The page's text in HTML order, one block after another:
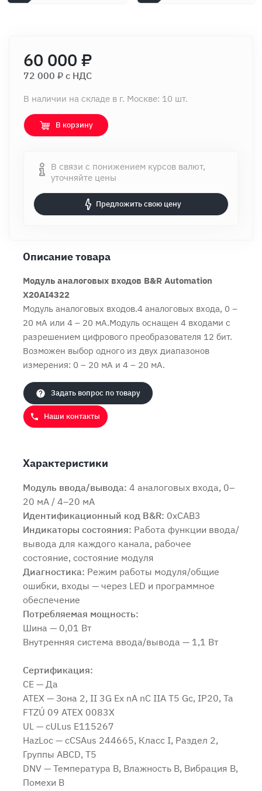
60 000 ₽
72 000 ₽ c НДС
В наличии на складе в г. Москве: 10 шт.
В корзину
В связи с понижением курсов валют,
уточняйте цены
Предложить свою цену
Описание товара
Модуль аналоговых входов B&R Automation
X20AI4322
Модуль аналоговых входов.4 аналоговых входа, 0 –
20 мА или 4 – 20 мА.Модуль оснащен 4 входами с
разрешением цифрового преобразователя 12 бит.
Возможен выбор одного из двух диапазонов
измерения: 0 – 20 мА и 4 – 20 мА.
Задать вопрос по товару
Наши контакты
Характеристики
Модуль ввода/вывода: 4 аналоговых входа, 0–
20 мА / 4–20 мА
Идентификационный код B&R: 0xCAB3
Индикаторы состояния: Работа функции ввода/
вывода для каждого канала, рабочее
состояние, состояние модуля
Диагностика: Режим работы модуля/общие
ошибки, входы — через LED и программное
обеспечение
Потребляемая мощность:
Шина — 0,01 Вт
Внутренняя система ввода/вывода — 1,1 Вт
Сертификация:
CE — Да
ATEX — Зона 2, II 3G Ex nA nC IIA T5 Gc, IP20, Ta
FTZÚ 09 ATEX 0083X
UL — cULus E115267
HazLoc — cCSAus 244665, Класс I, Раздел 2,
Группы ABCD, T5
DNV — Температура B, Влажность B, Вибрация B,
Помехи B